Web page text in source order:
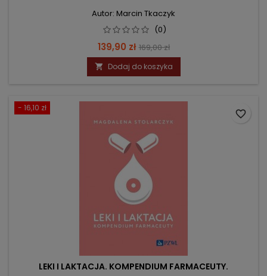
Autor: Marcin Tkaczyk
(0)
Cena
139,90 zł Cena
podstawowa
169,00 zł
 Dodaj do koszyka
- 16,10 zł
LEKI I LAKTACJA. KOMPENDIUM FARMACEUTY.
favorite_border